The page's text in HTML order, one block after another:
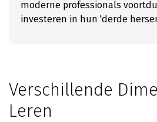
moderne professionals
investeren in hun 'derde
Verschillende
Leren